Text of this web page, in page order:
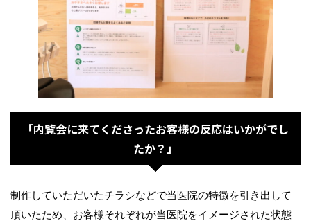
「内覧会に来てくださったお客様の反応はいかがでし
たか？」
制作していただいたチラシなどで当医院の特徴を引き出して
頂いたため、お客様それぞれが当医院をイメージされた状態